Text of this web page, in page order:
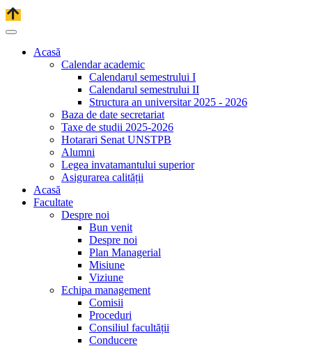
Acasă
Calendar academic
Calendarul semestrului I
Calendarul semestrului II
Structura an universitar 2025 - 2026
Baza de date secretariat
Taxe de studii 2025-2026
Hotarari Senat UNSTPB
Alumni
Legea invatamantului superior
Asigurarea calității
Acasă
Facultate
Despre noi
Bun venit
Despre noi
Plan Managerial
Misiune
Viziune
Echipa management
Comisii
Proceduri
Consiliul facultății
Conducere